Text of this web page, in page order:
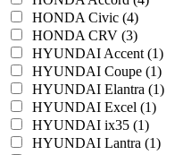
HONDA Civic (4)
HONDA CRV (3)
HYUNDAI Accent (1)
HYUNDAI Coupe (1)
HYUNDAI Elantra (1)
HYUNDAI Excel (1)
HYUNDAI ix35 (1)
HYUNDAI Lantra (1)